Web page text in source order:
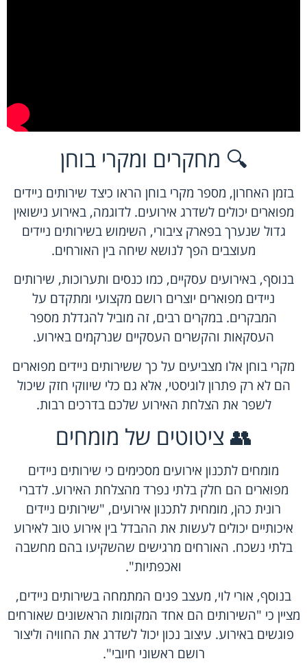
🔍 מחקרים ומקרי בוחן
בזמן האחרון, מספר מקרי בוחן הראו כיצד שירותים ניידים
מפוארים יכולים לשדרג אירועים. לדוגמה, באירוע נישואין
גדול שנערך בפארק ציבורי, השימוש בשירותים ניידים
מעוצבים הפך לנושא שיחה בין האורחים.
בנוסף, באירועים עסקיים, כמו כנסים ותערוכות, שירותים
ניידים מפוארים יוצרים רושם מקצועי ומתקדם על
המבקרים. במקרים רבים, זה מוביל להגדלת מספר
העסקאות והקשרים העסקיים שנרקמים באירוע.
מקרי בוחן אלו מצביעים על כך ששירותים ניידים מפוארים
הם לא רק פתרון לוגיסטי, אלא גם כלי שיווקי חזק שיכול
לשפר את הצלחת האירוע שלכם בדרכים רבות.
👥 ציטוטים של מומחים
מומחים לתכנון אירועים מסכימים כי שירותים ניידים
מפוארים הם חלק בלתי נפרד מהצלחת האירוע. לדברי
רונית כהן, מומחית לתכנון אירועים, "שירותים ניידים
איכותיים יכולים לעשות את ההבדל בין אירוע טוב לאירוע
בלתי נשכח. האורחים מרגישים שהשקיעו בהם מחשבה
ואכפתיות".
בנוסף, אורי לוי, מעצב פנים המתמחה בשירותים ניידים,
מציין כי "השירותים הם אחד המקומות הראשונים שאורחים
פוגשים באירוע. עיצוב נכון יכול לשדרג את החוויה וליצור
רושם ראשוני חיובי".